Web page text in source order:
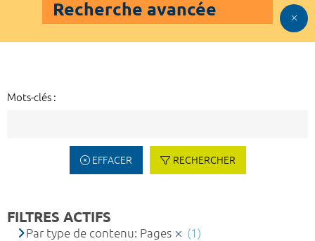
Recherche avancée
Mots-clés :
EFFACER RECHERCHER
FILTRES ACTIFS
Par type de contenu: Pages
(1)